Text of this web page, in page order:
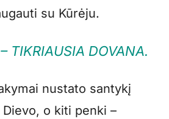
su Kūrėju.
TIKRIAUSIA DOVANA.
nustato santykį
o kiti penki –